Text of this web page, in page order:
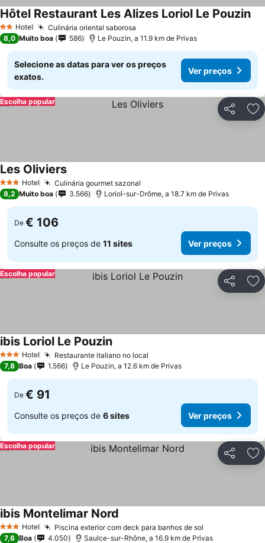
2 Estrelas
Hotel Culinária oriental saborosa
Hôtel Restaurant Les Alizes Loriol Le Pouzin
8,0 Muito boa 586 Le Pouzin, a 11.9 km de Privas
Selecione as datas para ver os preços
exatos.
Ver preços
Partilhar
Escolha popular
3 EstrelasHotel Culinária gourmet sazonal
Les Oliviers
8,2 Muito boa 3.566 Loriol-sur-Drôme, a 18.7 km de Privas
De € 106
Consulte os preços de 11 sites Ver preços
Partilhar
Escolha popular
3 EstrelasHotel Restaurante italiano no local
ibis Loriol Le Pouzin
7,8 Boa 1.566 Le Pouzin, a 12.6 km de Privas
De € 91
Consulte os preços de 6 sites Ver preços
Partilhar
Escolha popular
3 EstrelasHotel Piscina exterior com deck para banhos de sol
ibis Montelimar Nord
7,6 Boa 4.050 Saulce-sur-Rhône, a 16.9 km de Privas